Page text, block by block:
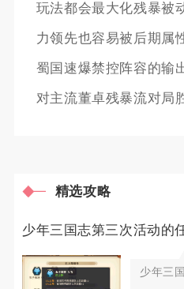
玩法都会最大化残暴被
力领先也容易被后期属
蜀国速爆禁控阵容的输
对主流董卓残暴流对局
精选攻略
少年三